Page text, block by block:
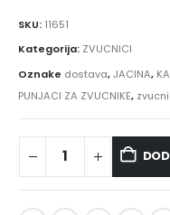
SKU: 11651
Kategorija: ZVUCNICI
Oznake dostava,JACINA,
PUNJACI ZA ZVUCNIKE,